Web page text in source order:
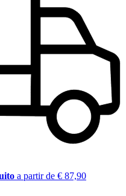
a partir de € 87,90